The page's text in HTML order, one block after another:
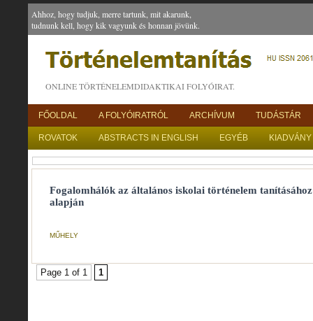
Ahhoz, hogy tudjuk, merre tartunk, mit akarunk,
tudnunk kell, hogy kik vagyunk és honnan jövünk.
ONLINE TÖRTÉNELEMDIDAKTIKAI FOLYÓIRAT.
FŐOLDAL A FOLYÓIRATRÓL ARCHÍVUM TUDÁSTÁR
ROVATOK ABSTRACTS IN ENGLISH EGYÉB
Fogalomhálók az általános iskolai történelem
alapján
MŰHELY
Page 1 of 1 1